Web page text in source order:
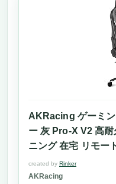
AKRacing ゲーミ
ー 灰 Pro-X V2 高
ニング 在宅 リモー
created by Rinker
AKRacing